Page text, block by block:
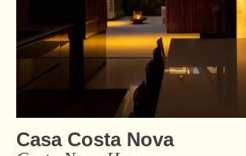
Casa Costa Nova